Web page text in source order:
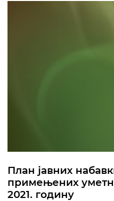
План јавних
примењених
2021. годину